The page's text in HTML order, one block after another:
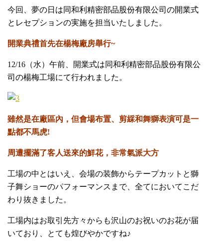
今回、夢の日は同和利精密部品股份有限公司の開業式
とレセプションの実施を担当いたしました。
開業典禮首先在楊梅廠房舉行~
12/16（水）午前、開業式は同和利精密部品股份有限公
司の楊梅工場にて行われました。
雖然是在廠區內，但會場布置、剪綵和舞獅表演可是一
點都不馬虎!
周遭擺滿了客人送來的鮮花，非常氣派大方
工場の中とはいえ、会場の装飾からテープカットと獅
子舞ショーのパフォーマンスまで、全てにおいてこだ
わり抜きました。
工場内はお取引先方々からも沢山のお祝いのお花が届
いており、とても煌びやかですね♪